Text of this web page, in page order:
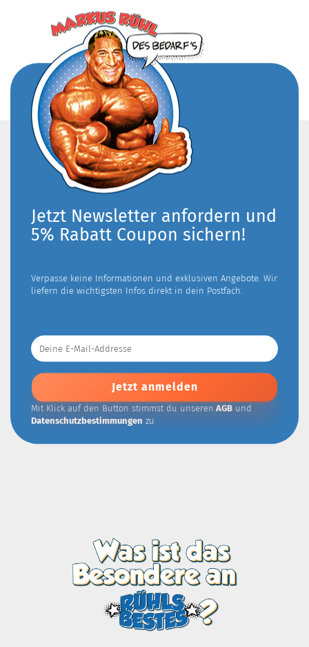
Jetzt Newsletter anfordern und
5% Rabatt Coupon sichern!
Verpasse keine Informationen und exklusiven Angebote. Wir
liefern die wichtigsten Infos direkt in dein Postfach.
Deine
E-
Mail-
Addresse
Mit Klick auf den Button stimmst du unseren AGB und
Datenschutzbestimmungen zu